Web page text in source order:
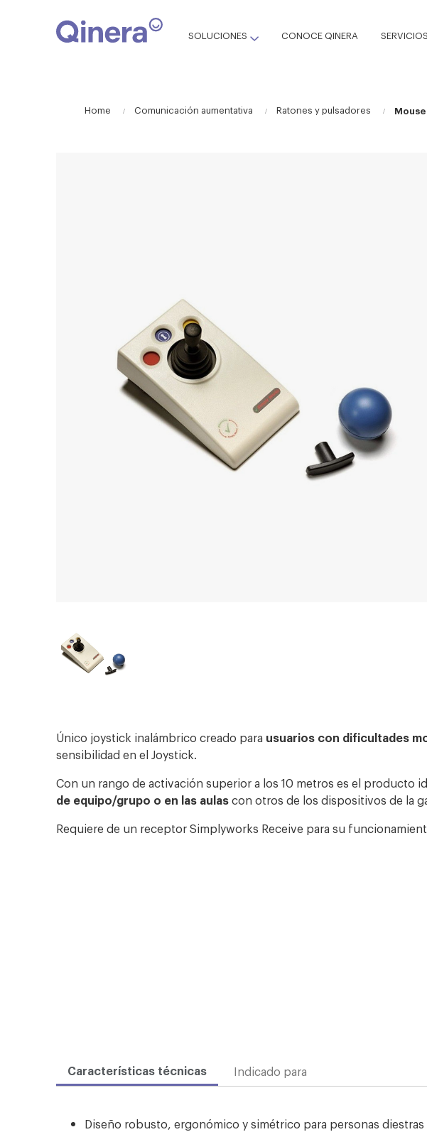
SOLUCIONES CONOCE QINERA SERVICIOS
Home Comunicación aumentativa Ratones y pulsadores
Único joystick inalámbrico creado para usuarios con dificultades
sensibilidad en el Joystick.
Con un rango de activación superior a los 10 metros es el producto
de equipo/grupo o en las aulascon otros de los dispositivos de la
Requiere de un receptor Simplyworks Receive para su
Características técnicas Indicado para
Diseño robusto, ergonómico y simétrico para personas